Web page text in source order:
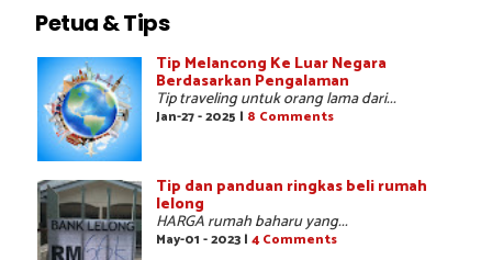
Petua & Tips
Tip Melancong Ke Luar Negara
Berdasarkan Pengalaman
Tip traveling untuk orang lama dari...
Jan-27 - 2025 | 8 Comments
Tip dan panduan ringkas beli rumah
lelong
HARGA rumah baharu yang...
May-01 - 2023 | 4 Comments